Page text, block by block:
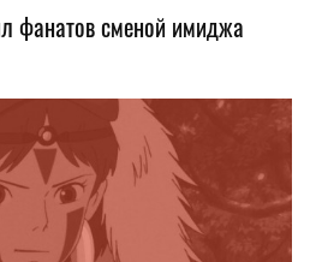
фанатов сменой имиджа